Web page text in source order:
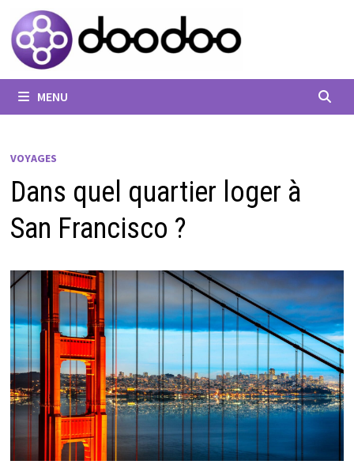
Passer
au
contenu
MENU
VOYAGES
Dans quel quartier loger à
San Francisco ?